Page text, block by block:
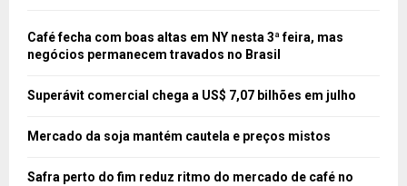
Café fecha com boas altas em NY nesta 3ª feira, mas
negócios permanecem travados no Brasil
Superávit comercial chega a US$ 7,07 bilhões em julho
Mercado da soja mantém cautela e preços mistos
Safra perto do fim reduz ritmo do mercado de café no